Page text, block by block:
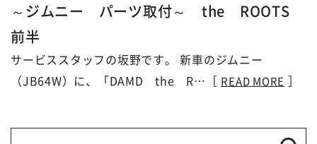
～ジムニー パーツ取付～ the ROOTS
前半
サービススタッフの坂野です。 新車のジムニー
（JB64W）に、「DAMD the R…［
READ MORE